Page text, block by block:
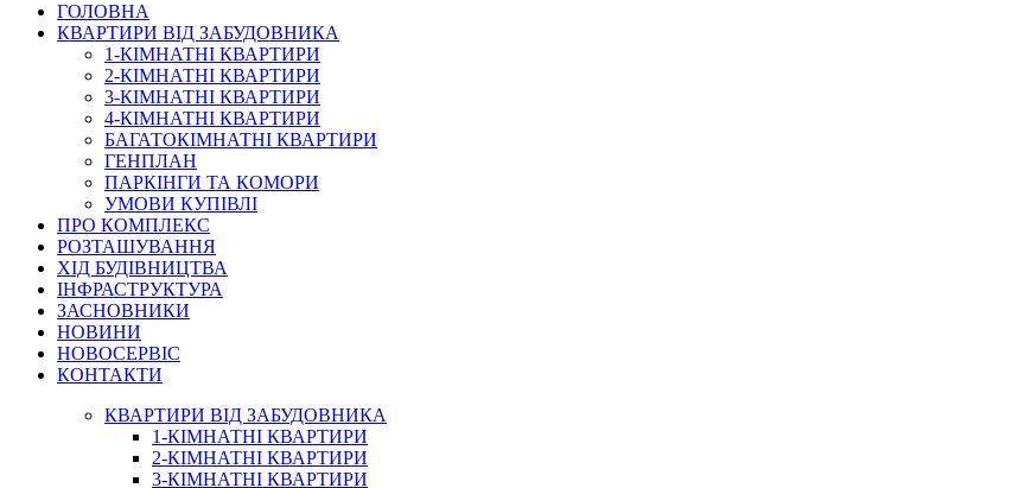
ГОЛОВНА
КВАРТИРИ ВІД ЗАБУДОВНИКА
1-КІМНАТНІ КВАРТИРИ
2-КІМНАТНІ КВАРТИРИ
3-КІМНАТНІ КВАРТИРИ
4-КІМНАТНІ КВАРТИРИ
БАГАТОКІМНАТНІ КВАРТИРИ
ГЕНПЛАН
ПАРКІНГИ ТА КОМОРИ
УМОВИ КУПІВЛІ
ПРО КОМПЛЕКС
РОЗТАШУВАННЯ
ХІД БУДІВНИЦТВА
ІНФРАСТРУКТУРА
ЗАСНОВНИКИ
НОВИНИ
НОВОСЕРВІС
КОНТАКТИ
КВАРТИРИ ВІД ЗАБУДОВНИКА
1-КІМНАТНІ КВАРТИРИ
2-КІМНАТНІ КВАРТИРИ
3-КІМНАТНІ КВАРТИРИ